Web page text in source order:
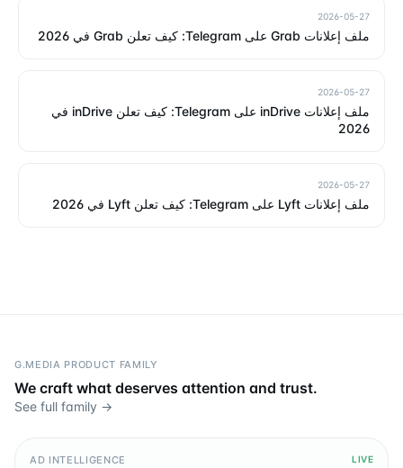
2026-05-27
ملف إعلانات Grab على Telegram: كيف تعلن Grab في 2026
2026-05-27
ملف إعلانات inDrive على Telegram: كيف تعلن inDrive في
2026
2026-05-27
ملف إعلانات Lyft على Telegram: كيف تعلن Lyft في 2026
G.MEDIA PRODUCT FAMILY
We craft what deserves attention and trust.
See full family →
AD INTELLIGENCE LIVE